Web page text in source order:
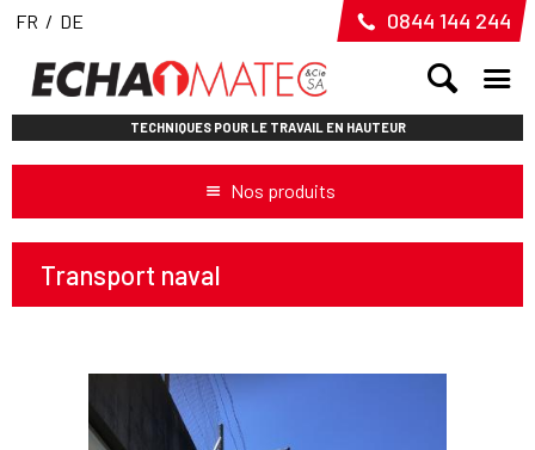
FR / DE 0844 144 244
TECHNIQUES POUR LE TRAVAIL EN HAUTEUR
Nos produits
Transport naval